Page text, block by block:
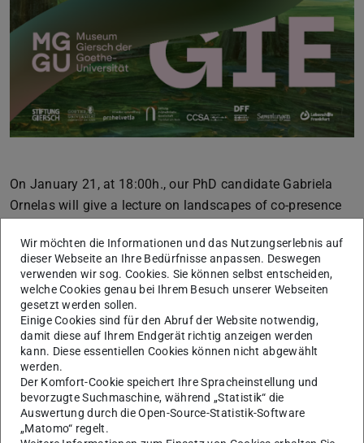
On January 21, at 18:00h., our PhD candidate Gabriela
Ornelas will give a lecture on landscapes of co-presence
Public spaces full of life are the dream of most urban
planners. Since the 1960s, this theme has gained
momentum and broadened the understanding that urban
design can impact the use of streets, parks, squares, and
sidewalks. The liveliness of a public space relies on
distinct motives for people to leave home in different
times of the day and the adequacy of available physical
features. Not only its aesthetic composition, but also the
Wir möchten die Informationen und das Nutzungserlebnis auf
dieser Webseite an Ihre Bedürfnisse anpassen. Deswegen
verwenden wir sog. Cookies. Sie können selbst entscheiden,
welche Cookies genau bei Ihrem Besuch unserer Webseiten
gesetzt werden sollen.
Einige Cookies sind für den Abruf der Website notwendig,
damit diese auf Ihrem Endgerät richtig anzeigen werden
kann. Diese essentiellen Cookies können nicht abgewählt
werden.
Der Komfort-Cookie speichert Ihre Spracheinstellung und
bevorzugte Suchmaschine, während „Statistik“ die
Auswertung durch die Open-Source-Statistik-Software
„Matomo“ regelt.